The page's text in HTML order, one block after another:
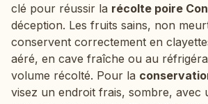
clé pour réussir la récolte poire
déception. Les fruits sains, non
conservent correctement en
aéré, en cave fraîche ou au
volume récolté. Pour la
visez un endroit frais, sombre, avec